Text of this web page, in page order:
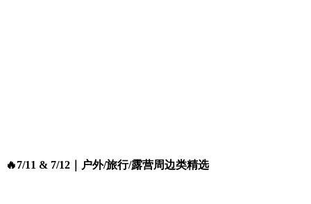
🔥7/11 & 7/12｜户外/旅行/露营周边类精选